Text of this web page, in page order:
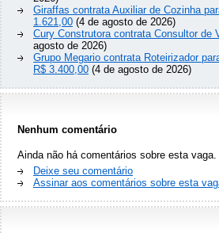
Giraffas contrata Auxiliar de Cozinha
1.621,00 (4 de agosto de 2026)
Cury Construtora contrata Consultor de
agosto de 2026)
Grupo Megario contrata Roteirizador
R$ 3.400,00 (4 de agosto de 2026)
Nenhum comentário
Ainda não há comentários sobre esta vaga.
Deixe seu comentário
Assinar aos comentários sobre esta